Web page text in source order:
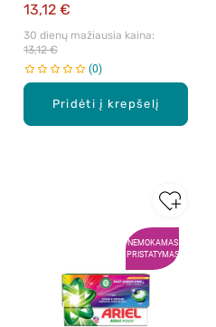
Pridėti į krepšelį
13,12 €
30 dienų mažiausia kaina:
13,12 €
0
NEMOKAMAS
PRISTATYMAS